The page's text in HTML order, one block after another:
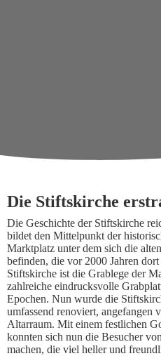
Die Stiftskirche
Die Geschichte der Stiftskirche
bildet den Mittelpunkt der
Marktplatz unter dem sich die
befinden, die vor 2000 Jahren
Stiftskirche ist die Grablege der
zahlreiche eindrucksvolle
Epochen. Nun wurde die
umfassend renoviert, angefangen
Altarraum. Mit einem festlichen
konnten sich nun die Besucher
machen, die viel heller und